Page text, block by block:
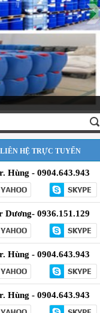
LIÊN HỆ TRỰC TUYẾN
Hùng - 0904.643.943
Dương- 0936.151.129
Hùng - 0904.643.943
Hùng - 0904.643.943